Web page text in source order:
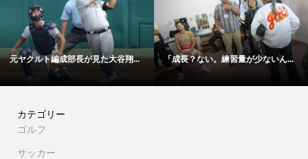
元ヤクルト編成部長が見た大谷翔... 「成長？ない。練習量が少ないん...
カテゴリー
ゴルフ
サッカー